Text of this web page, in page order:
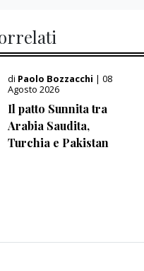
di Paolo Bozzacchi | 08
Agosto 2026
Il patto Sunnita tra
Arabia Saudita,
Turchia e Pakistan